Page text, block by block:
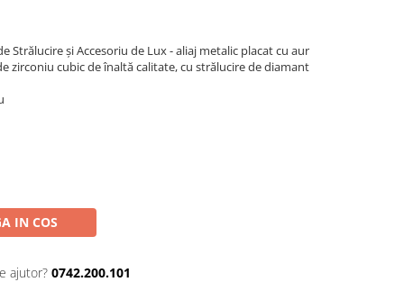
Strălucire și Accesoriu de Lux - aliaj metalic placat cu aur
zirconiu cubic de înaltă calitate, cu strălucire de diamant
IN COS
ajutor? 0742.200.101